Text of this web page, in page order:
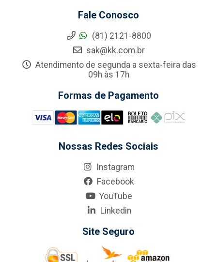
Fale Conosco
(81) 2121-8800
sak@kk.com.br
Atendimento de segunda a sexta-feira das
09h às 17h
Formas de Pagamento
Nossas Redes Sociais
Instagram
Facebook
YouTube
Linkedin
Site Seguro